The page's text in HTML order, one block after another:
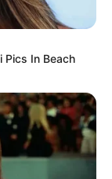
Pics In Beach